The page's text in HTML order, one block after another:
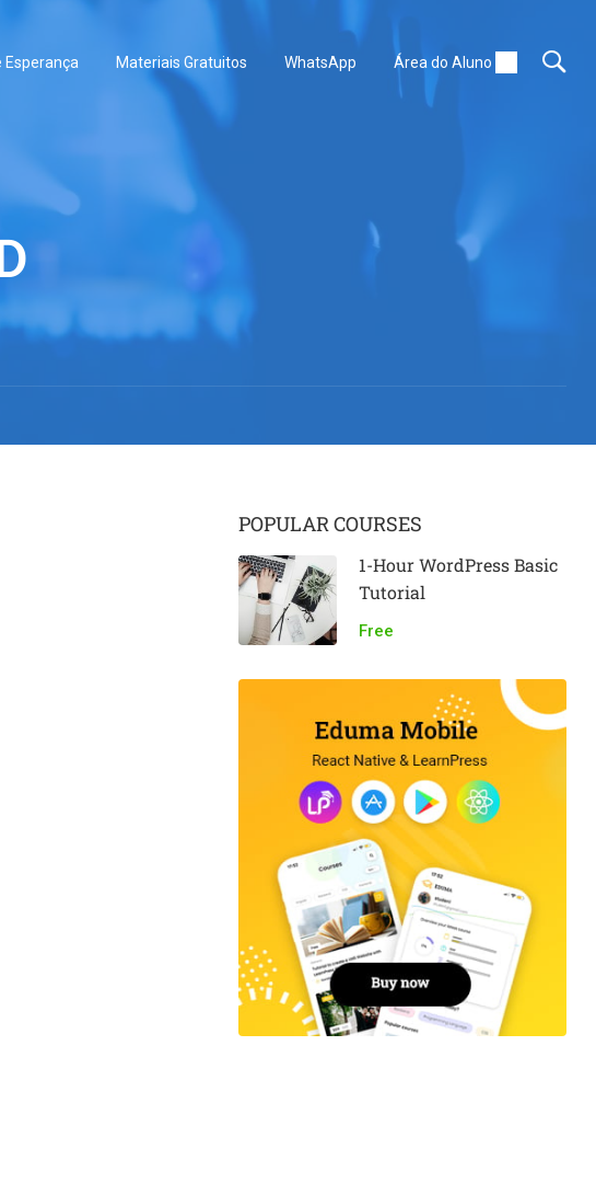
Esperança Materiais Gratuitos WhatsApp Área do Aluno
POPULAR COURSES
1-Hour WordPress Basic
Tutorial
Free